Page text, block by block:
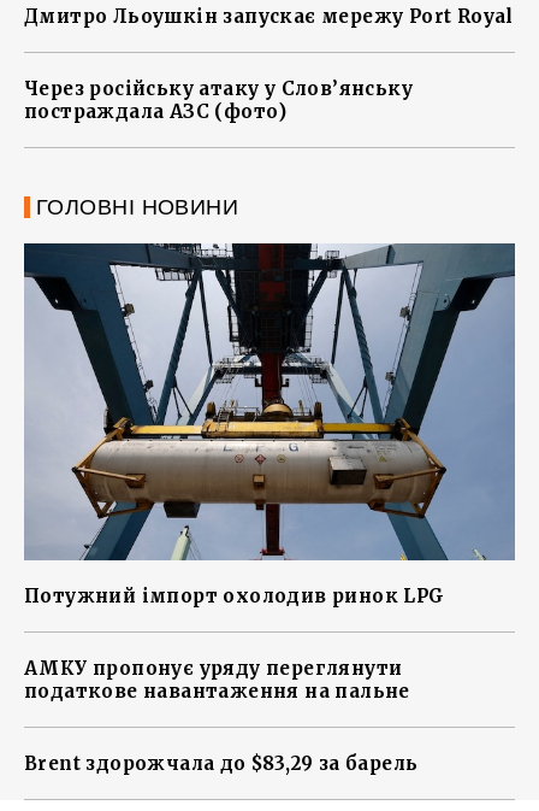
Дмитро Льоушкін запускає мережу Port Royal
Через російську атаку у Слов’янську
постраждала АЗС (фото)
ГОЛОВНІ НОВИНИ
Потужний імпорт охолодив ринок LPG
АМКУ пропонує уряду переглянути
податкове навантаження на пальне
Brent здорожчала до $83,29 за барель